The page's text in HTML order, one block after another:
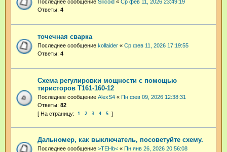
Последнее сообщение Silicoid « Ср фев 11, 2026 23:49:19
Ответы: 4
точечная сварка
Последнее сообщение kollaider « Ср фев 11, 2026 17:19:55
Ответы: 4
Схема регулировки мощности с помощью
тиристоров Т161-160-12
Последнее сообщение AlexS4 « Пн фев 09, 2026 12:38:31
Ответы: 82
1 2 3 4 5
Дальномер, как выключатель, посоветуйте схему.
Последнее сообщение >TEHb< « Пн янв 26, 2026 20:56:08